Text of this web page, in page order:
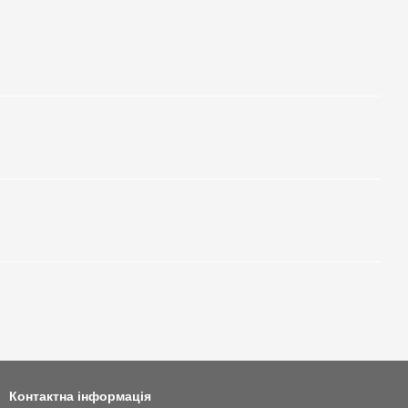
Контактна інформація